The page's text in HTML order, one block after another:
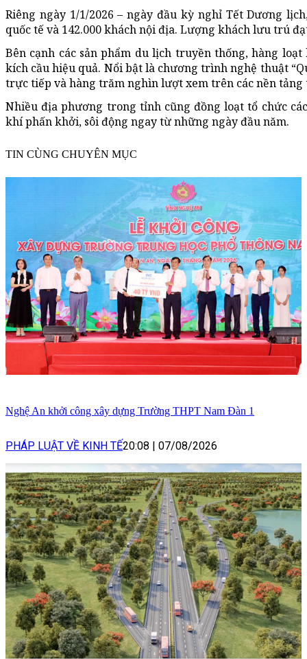
Riêng ngày 1/1/2026 – ngày đầu kỳ nghỉ Tết Dương
quốc tế và 142.000 khách nội địa. Lượng khách lưu trú
Bên cạnh các sản phẩm du lịch truyền thống, hàng
kích cầu hiệu quả. Nổi bật là chương trình nghệ thuật
trực tiếp và hàng trăm nghìn lượt xem trên các nền
Nhiều địa phương trong tỉnh cũng đồng loạt tổ chức
khí phấn khởi, sôi động ngay từ những ngày đầu năm.
TIN CÙNG CHUYÊN MỤC
Nghệ An khởi công xây dựng Trường THPT Nam Đàn 1
PHÁP LUẬT VỀ KINH TẾ20:08 07/08/2026